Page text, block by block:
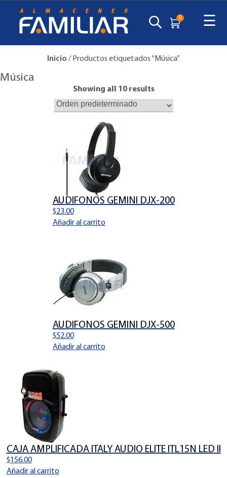
0 ☰
Inicio / Productos etiquetados “Música”
Música
Showing all 10 results
AUDIFONOS GEMINI DJX-200
$23.00
Añadir al carrito
AUDIFONOS GEMINI DJX-500
$52.00
Añadir al carrito
CAJA AMPLIFICADA ITALY AUDIO ELITE ITL15N LED II
$156.00
Añadir al carrito